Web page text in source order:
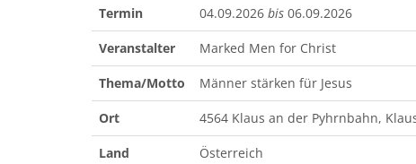
Termin 04.09.2026 bis 06.09.2026
Veranstalter Marked Men for Christ
Thema/Motto Männer stärken für Jesus
Ort 4564 Klaus an der Pyhrnbahn,
Land Österreich